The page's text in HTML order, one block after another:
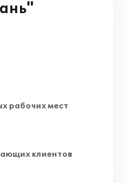
рабочих мест
клиентов